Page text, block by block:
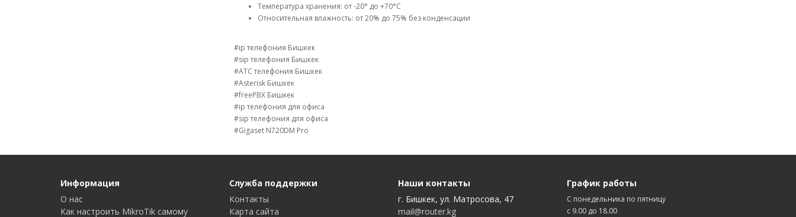
Температура хранения: от -20° до +70°C
Относительная влажность: от 20% до 75% без конденсации
#ip телефония Бишкек
#sip телефония Бишкек
#АТС телефония Бишкек
#Asterisk Бишкек
#freePBX Бишкек
#ip телефония для офиса
#sip телефония для офиса
#Gigaset N720DM Pro
Информация
О нас
Как настроить MikroTik самому
Служба поддержки
Контакты
Карта сайта
Наши контакты
г. Бишкек, ул. Матросова, 47
mail@router.kg
График работы
С понедельника по пятницу
с 9.00 до 18.00